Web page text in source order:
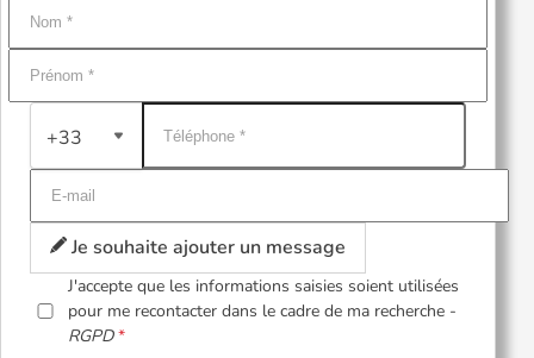
+33
Je souhaite ajouter un message
J'accepte que les informations saisies soient utilisées
pour me recontacter dans le cadre de ma recherche -
RGPD